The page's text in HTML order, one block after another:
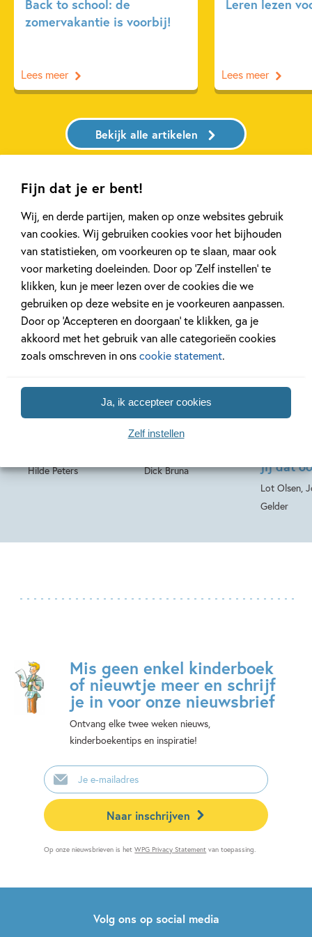
Fijn dat je er bent!
Wij, en derde partijen, maken op onze websites gebruik
van cookies. Wij gebruiken cookies voor het bijhouden
van statistieken, om voorkeuren op te slaan, maar ook
voor marketing doeleinden. Door op ‘Zelf instellen’ te
klikken, kun je meer lezen over de cookies die we
gebruiken op deze website en je voorkeuren aanpassen.
Door op ‘Accepteren en doorgaan’ te klikken, ga je
akkoord met het gebruik van alle categorieën cookies
zoals omschreven in onscookie statement.
Ja, ik accepteer cookies
Zelf instellen
Back to school: de
zomervakantie is voorbij!
Lees meer
Leren lezen
Lees meer
Bekijk alle artikelen
Bekijk ook eens
19-08-2026
Hilde Peters
16,99
18-08-2026
nijntjes
Dick Bruna
18,50
17-08-2026
jij dat
Lot Olsen,
Gelder
12,99
Hardcover
Mis geen enkel kinderboek
of nieuwtje meer en schrijf
je in voor onze nieuwsbrief
Ontvang elke twee weken nieuws,
kinderboekentips en inspiratie!
E-
mailadres
Naar inschrijven
Op onze nieuwsbrieven is hetWPG Privacy Statement van toepassing.
Volg ons op social media